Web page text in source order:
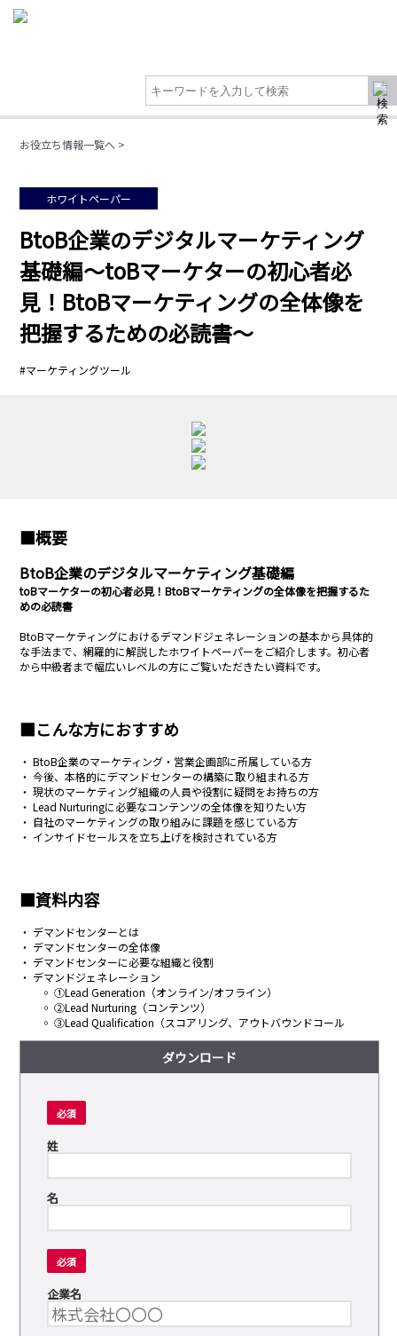
お役立ち情報一覧へ >
ホワイトペーパー
BtoB企業のデジタルマーケティング
基礎編～toBマーケターの初心者必
見！BtoBマーケティングの全体像を
把握するための必読書～
#マーケティングツール
■概要
BtoB企業のデジタルマーケティング基礎編
toBマーケターの初心者必見！BtoBマーケティングの全体像を把握するた
めの必読書
BtoBマーケティングにおけるデマンドジェネレーションの基本から具体的
な手法まで、網羅的に解説したホワイトペーパーをご紹介します。初心者
から中級者まで幅広いレベルの方にご覧いただきたい資料です。
■こんな方におすすめ
・ BtoB企業のマーケティング・営業企画部に所属している方
・ 今後、本格的にデマンドセンターの構築に取り組まれる方
・ 現状のマーケティング組織の人員や役割に疑問をお持ちの方
・ Lead Nurturingに必要なコンテンツの全体像を知りたい方
・ 自社のマーケティングの取り組みに課題を感じている方
・ インサイドセールスを立ち上げを検討されている方
■資料内容
・ デマンドセンターとは
・ デマンドセンターの全体像
・ デマンドセンターに必要な組織と役割
・ デマンドジェネレーション
◦ ①Lead Generation（オンライン/オフライン）
◦ ②Lead Nurturing（コンテンツ）
◦ ③Lead Qualification（スコアリング、アウトバウンドコール
ダウンロード
必須
姓
名
必須
企業名